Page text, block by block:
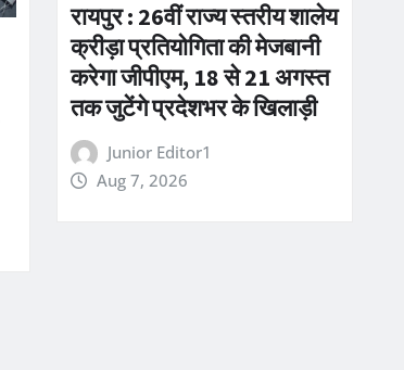
रायपुर : 26वीं राज्य स्तरीय शालेय
क्रीड़ा प्रतियोगिता की मेजबानी
करेगा जीपीएम, 18 से 21 अगस्त
तक जुटेंगे प्रदेशभर के खिलाड़ी
Junior Editor1
Aug 7, 2026